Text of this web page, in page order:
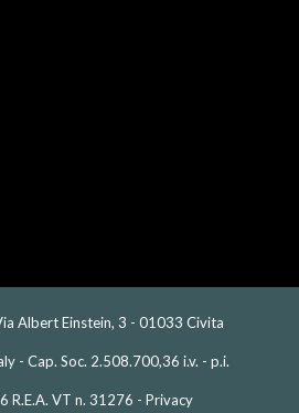
Albert Einstein, 3 - 01033 Civita
- Cap. Soc. 2.508.700,36 i.v. - p.i.
R.E.A. VT n. 31276 - Privacy